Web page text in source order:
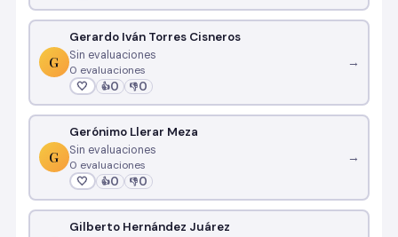
G
Gerardo Iván Torres Cisneros
Sin evaluaciones
0 evaluaciones
🤍 👍0 👎0
→
G
Gerónimo Llerar Meza
Sin evaluaciones
0 evaluaciones
🤍 👍0 👎0
→
Gilberto Hernández Juárez